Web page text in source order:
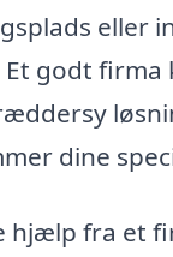
eller
Et godt firma
dine
hjælp fra et